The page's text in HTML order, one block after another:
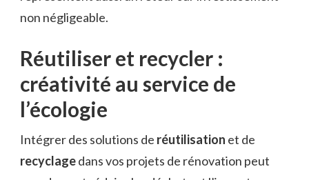
non négligeable.
Réutiliser et recycler :
créativité au service de
l’écologie
Intégrer des solutions de réutilisation et de
recyclagedans vos projets de rénovation peut